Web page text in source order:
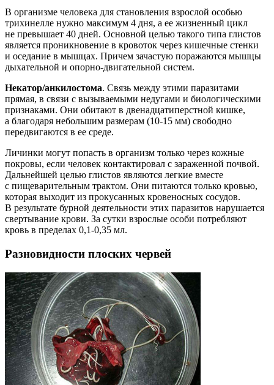
В организме человека для становления взрослой особью
трихинелле нужно максимум 4 дня, а ее жизненный цикл
не превышает 40 дней. Основной целью такого типа глистов
является проникновение в кровоток через кишечные стенки
и оседание в мышцах. Причем зачастую поражаются мышцы
дыхательной и опорно-двигательной систем.
Некатор/анкилостома. Связь между этими паразитами
прямая, в связи с вызываемыми недугами и биологическими
признаками. Они обитают в двенадцатиперстной кишке,
а благодаря небольшим размерам (10-15 мм) свободно
передвигаются в ее среде.
Личинки могут попасть в организм только через кожные
покровы, если человек контактировал с зараженной почвой.
Дальнейшей целью глистов являются легкие вместе
с пищеварительным трактом. Они питаются только кровью,
которая выходит из прокусанных кровеносных сосудов.
В результате бурной деятельности этих паразитов нарушается
свертывание крови. За сутки взрослые особи потребляют
кровь в пределах 0,1-0,35 мл.
Разновидности плоских червей